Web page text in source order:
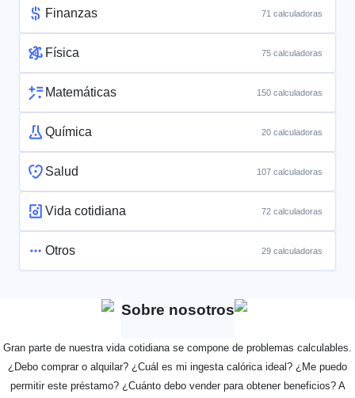
Finanzas 71 calculadoras
Física 75 calculadoras
Matemáticas 150 calculadoras
Química 20 calculadoras
Salud 107 calculadoras
Vida cotidiana 72 calculadoras
Otros 29 calculadoras
Sobre nosotros
Gran parte de nuestra vida cotidiana se compone de problemas calculables.
¿Debo comprar o alquilar? ¿Cuál es mi ingesta calórica ideal? ¿Me puedo
permitir este préstamo? ¿Cuánto debo vender para obtener beneficios? A